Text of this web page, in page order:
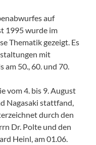
auf
1995 wurde im
Thematik gezeigt. Es
mit
50., 60. und 70.
vom 4. bis 9. August
Nagasaki stattfand,
durch den
Dr. Polte und den
Heinl, am 01.06.